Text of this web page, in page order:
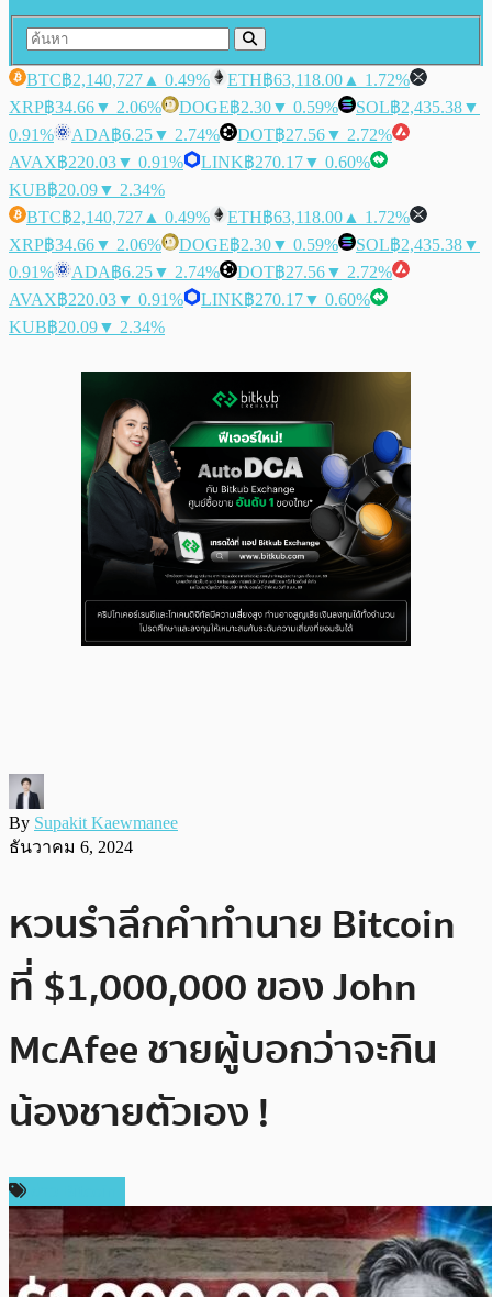
BTC฿2,140,727 ▲ 0.49% ETH฿63,118.00 ▲ 1.72%
XRP฿34.66▼ 2.06% DOGE฿2.30▼ 0.59% SOL฿2,435.38▼
0.91%
ADA฿6.25▼ 2.74% DOT฿27.56▼ 2.72%
AVAX฿220.03▼ 0.91% LINK฿270.17▼ 0.60%
KUB฿20.09▼ 2.34%
BTC฿2,140,727 ▲ 0.49% ETH฿63,118.00 ▲ 1.72%
XRP฿34.66▼ 2.06% DOGE฿2.30▼ 0.59% SOL฿2,435.38▼
0.91%
ADA฿6.25▼ 2.74% DOT฿27.56▼ 2.72%
AVAX฿220.03▼ 0.91% LINK฿270.17▼ 0.60%
KUB฿20.09▼ 2.34%
By Supakit Kaewmanee
ธันวาคม 6, 2024
หวนรำลึกคำทำนาย Bitcoin
ที่ $1,000,000 ของ John
McAfee ชายผู้บอกว่าจะกิน
น้องชายตัวเอง !